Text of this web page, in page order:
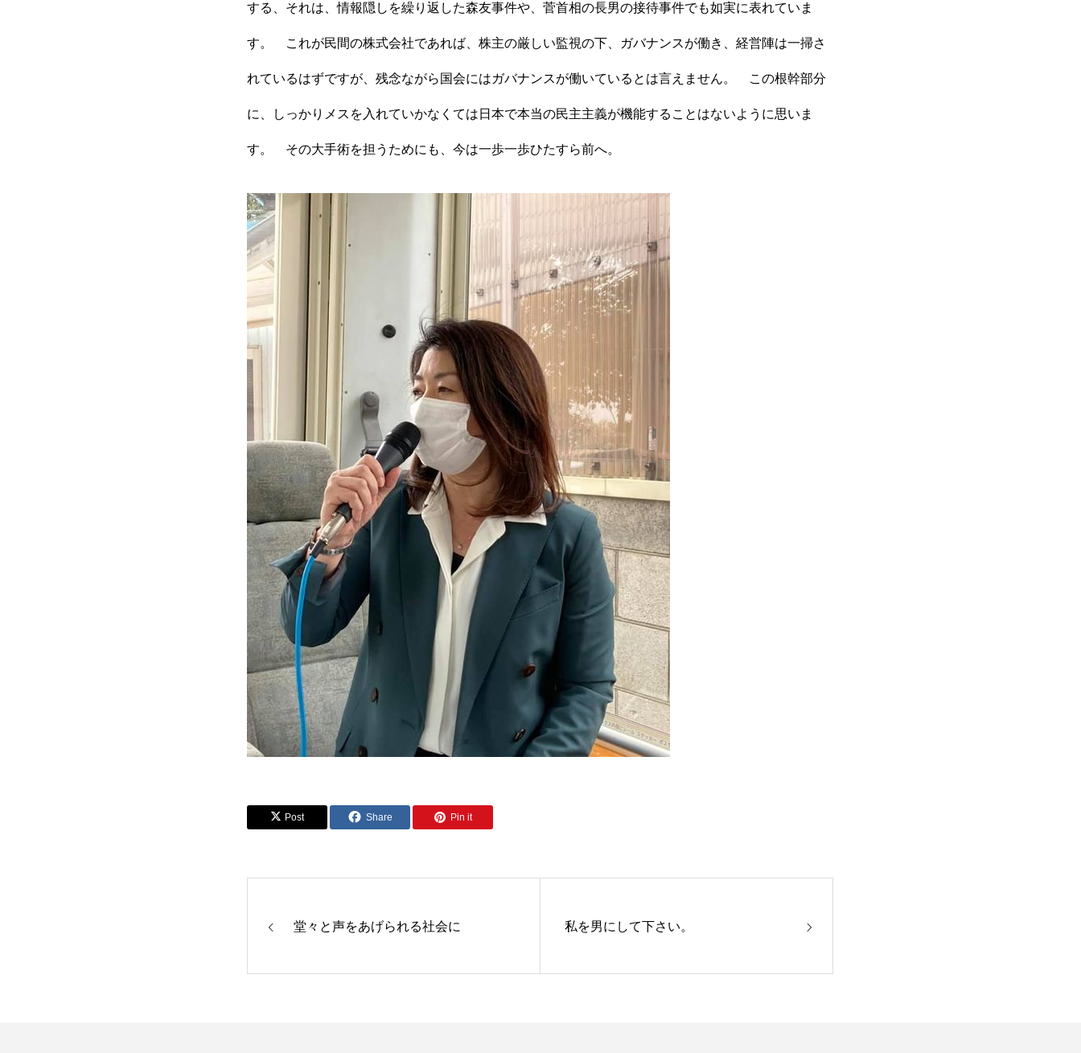
プライバシーポリシー
HOME Profile プライバシーポリシー
する、それは、情報隠しを繰り返した森友事件や、菅首相の長男の接待事件でも如実に表れていま
す。 これが民間の株式会社であれば、株主の厳しい監視の下、ガバナンスが働き、経営陣は一掃さ
れているはずですが、残念ながら国会にはガバナンスが働いているとは言えません。 この根幹部分
に、しっかりメスを入れていかなくては日本で本当の民主主義が機能することはないように思いま
す。 その大手術を担うためにも、今は一歩一歩ひたすら前へ。
Post Share Pin it
堂々と声をあげられる社会に 私を男にして下さい。